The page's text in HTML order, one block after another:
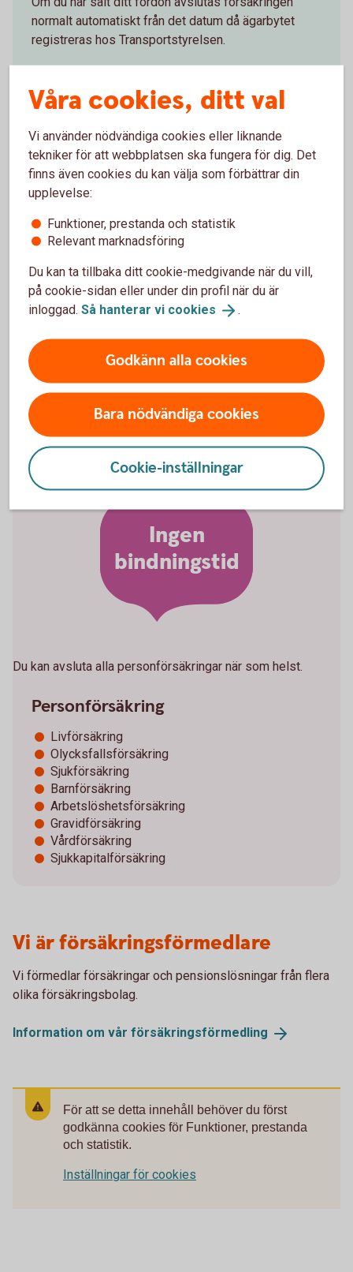
normalt automatiskt från det datum då ägarbytet
registreras hos Transportstyrelsen.
så kan du göra det på huvudförfallodagen.
Släp- och husvagnsförsäkring
försäkringen normalt inte automatiskt som för bil
och andra fordon. Kontakta oss så hjälper vi dig att
avsluta försäkringen.
Om du vill avsluta försäkringen av andra anledningar
kan du göra det på huvudförfallodagen.
Personförsäkring
Livförsäkring
Olycksfallsförsäkring
Sjukförsäkring
Barnförsäkring
Arbetslöshetsförsäkring
Gravidförsäkring
Vårdförsäkring
Sjukkapitalförsäkring
Ingen
bindningstid
Du kan avsluta alla personförsäkringar när som helst.
Vi är försäkringsförmedlare
Vi förmedlar försäkringar och pensionslösningar från flera
olika försäkringsbolag.
Information om vår försäkringsförmedling
För att se detta innehåll behöver du först
godkänna cookies för Funktioner, prestanda
och statistik.
Inställningar för cookies
Våra cookies, ditt val
Vi använder nödvändiga cookies eller liknande
tekniker för att webbplatsen ska fungera för dig. Det
finns även cookies du kan välja som förbättrar din
upplevelse:
Funktioner, prestanda och statistik
Relevant marknadsföring
Du kan ta tillbaka ditt cookie-medgivande när du vill,
på cookie-sidan eller under din profil när du är
inloggad. Så hanterar vi cookies .
Godkänn alla cookies
Bara nödvändiga cookies
Cookie-inställningar